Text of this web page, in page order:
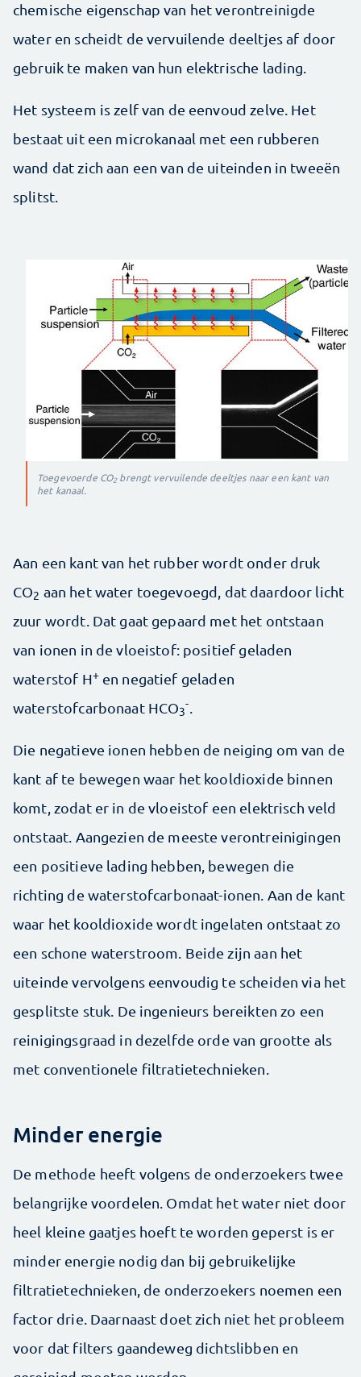
chemische eigenschap van het verontreinigde
water en scheidt de vervuilende deeltjes af door
gebruik te maken van hun elektrische lading.
Het systeem is zelf van de eenvoud zelve. Het
bestaat uit een microkanaal met een rubberen
wand dat zich aan een van de uiteinden in tweeën
splitst.
Toegevoerde CO2brengt vervuilende deeltjes naar een kant van
het kanaal.
Aan een kant van het rubber wordt onder druk
CO2 aan het water toegevoegd, dat daardoor licht
zuur wordt. Dat gaat gepaard met het ontstaan
van ionen in de vloeistof: positief geladen
waterstof H+en negatief geladen
waterstofcarbonaat HCO3
-
Die negatieve ionen hebben de neiging om van de
kant af te bewegen waar het kooldioxide binnen
komt, zodat er in de vloeistof een elektrisch veld
ontstaat. Aangezien de meeste verontreinigingen
een positieve lading hebben, bewegen die
richting de waterstofcarbonaat-ionen. Aan de kant
waar het kooldioxide wordt ingelaten ontstaat zo
een schone waterstroom. Beide zijn aan het
uiteinde vervolgens eenvoudig te scheiden via het
gesplitste stuk. De ingenieurs bereikten zo een
reinigingsgraad in dezelfde orde van grootte als
met conventionele filtratietechnieken.
Minder energie
De methode heeft volgens de onderzoekers twee
belangrijke voordelen. Omdat het water niet door
heel kleine gaatjes hoeft te worden geperst is er
minder energie nodig dan bij gebruikelijke
filtratietechnieken, de onderzoekers noemen een
factor drie. Daarnaast doet zich niet het probleem
voor dat filters gaandeweg dichtslibben en